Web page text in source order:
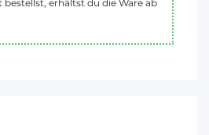
bestellst, erhältst du die Ware ab